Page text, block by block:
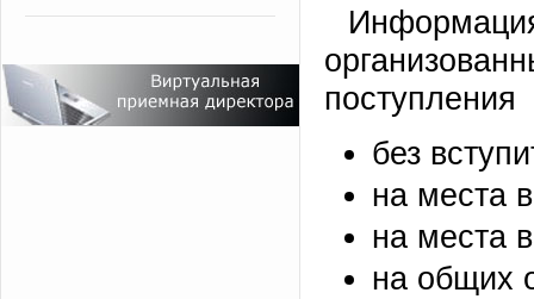
поступления
без
на места
на места
на общих